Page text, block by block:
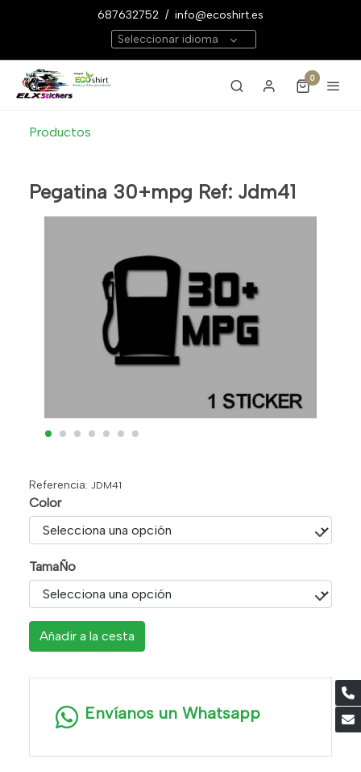
687632752 / info@ecoshirt.es
Seleccionar idioma
0
Productos
Pegatina 30+mpg Ref: Jdm41
Referencia: JDM41
Color
TamaÑo
Añadir a la cesta
Envíanos un Whatsapp